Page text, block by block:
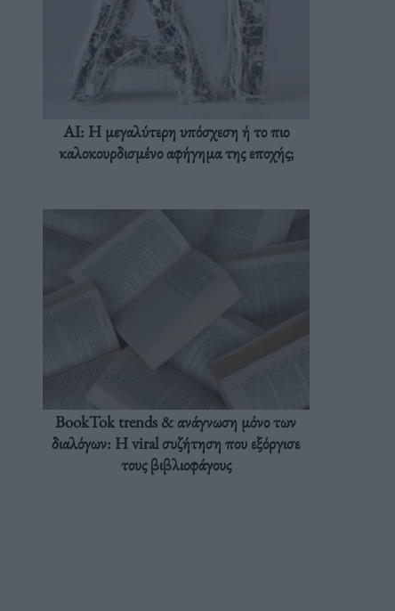
AI: Η μεγαλύτερη υπόσχεση ή το πιο
καλοκουρδισμένο αφήγημα της εποχής;
BookTok trends & ανάγνωση μόνο των
διαλόγων: Η viral συζήτηση που εξόργισε
τους βιβλιοφάγους